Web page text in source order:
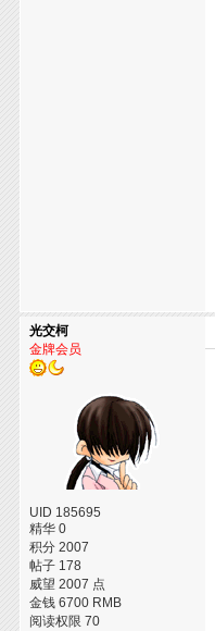
光交柯
金牌会员
UID 185695
精华 0
积分 2007
帖子 178
威望 2007 点
金钱 6700 RMB
阅读权限 70